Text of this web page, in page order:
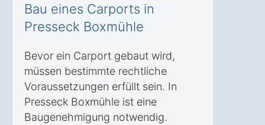
Bau eines Carports in
Presseck Boxmühle
Bevor ein Carport gebaut wird,
müssen bestimmte rechtliche
Voraussetzungen erfüllt sein. In
Presseck Boxmühle ist eine
Baugenehmigung notwendig.